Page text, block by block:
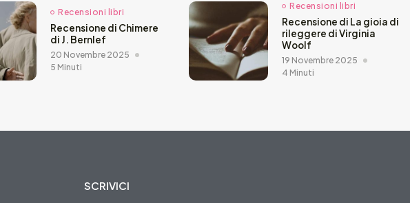
Recensioni libri
Recensione di Chimere
di J. Bernlef
20 Novembre 2025
5 Minuti
Recensioni libri
Recensione di La gioia di
rileggere di Virginia
Woolf
19 Novembre 2025
4 Minuti
SCRIVICI